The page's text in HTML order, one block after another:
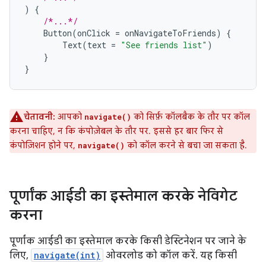
)
{
/*...*/
Button(onClick = onNavigateToFriends)
{
Text(text = "See friends list" )
}
}
चेतावनी: आपको navigate() को सिर्फ़ कॉलबैक के तौर पर कॉल
करना चाहिए, न कि कंपोज़ेबल के तौर पर. इससे हर बार फिर से
कंपोज़िशन होने पर, navigate() को कॉल करने से बचा जा सकता है.
पूर्णांक आईडी का इस्तेमाल करके नेविगेट
करना
पूर्णांक आईडी का इस्तेमाल करके किसी डेस्टिनेशन पर जाने के
लिए, navigate(int) ओवरलोड को कॉल करें. यह किसी